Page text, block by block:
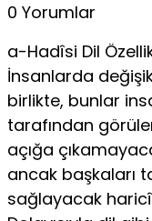
0 Yorumlar
a-Hadîsi Dil
İnsanlarda
birlikte, bunlar
tarafından
açığa
ancak başkaları
sağlayacak